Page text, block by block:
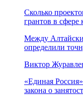
Сколько
грантов в сфере
Между
определили
Виктор
«Единая
закона о